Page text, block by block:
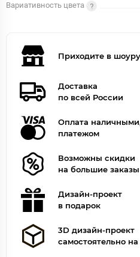
Вариативность цвета
Приходите в
Доставка
по всей России
Оплата
платежом
Возможны скидки
на большие заказы
Дизайн-проект
в подарок
3D дизайн-проект
самостоятельно на